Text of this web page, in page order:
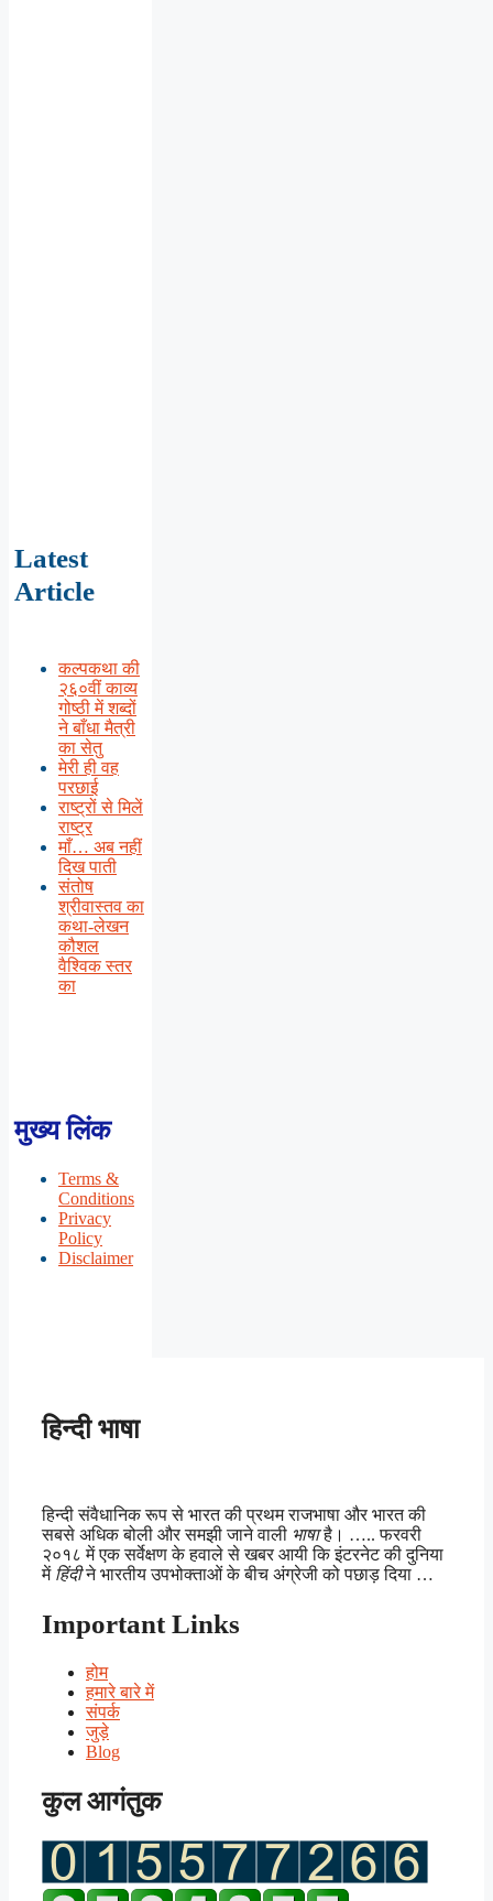
Latest
Article
कल्पकथा की
२६०वीं काव्य
गोष्ठी में शब्दों
ने बाँधा मैत्री
का सेतु
मेरी ही वह
परछाई
राष्ट्रों से मिलें
राष्ट्र
माँ… अब नहीं
दिख पाती
संतोष
श्रीवास्तव का
कथा-लेखन
कौशल
वैश्विक स्तर
का
मुख्य लिंक
Terms &
Conditions
Privacy
Policy
Disclaimer
हिन्दी भाषा
हिन्दी संवैधानिक रूप से भारत की प्रथम राजभाषा और भारत की
सबसे अधिक बोली और समझी जाने वाली भाषाहै। ….. फरवरी
२०१८ में एक सर्वेक्षण के हवाले से खबर आयी कि इंटरनेट की दुनिया
में हिंदीने भारतीय उपभोक्ताओं के बीच अंग्रेजी को पछाड़ दिया …
Important Links
होम
हमारे बारे में
संपर्क
जुड़े
Blog
कुल आगंतुक